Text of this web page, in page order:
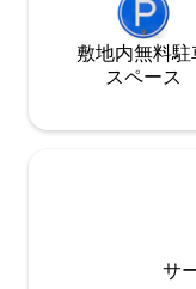
敷地内無料駐⁠
ス⁠ペ⁠ー⁠ス
サ